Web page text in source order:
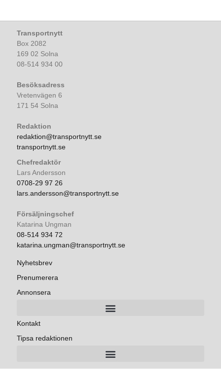
Transportnytt
Box 2082
169 02 Solna
08-514 934 00
Besöksadress
Vretenvägen 6
171 54 Solna
Redaktion
redaktion@transportnytt.se
transportnytt.se
Chefredaktör
Lars Andersson
0708-29 97 26
lars.andersson@transportnytt.se
Försäljningschef
Katarina Ungman
08-514 934 72
katarina.ungman@transportnytt.se
Nyhetsbrev
Prenumerera
Annonsera
Kontakt
Tipsa redaktionen